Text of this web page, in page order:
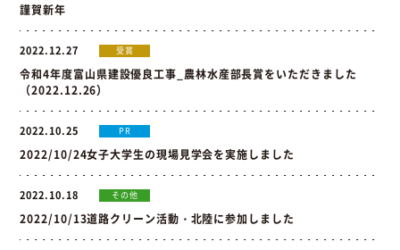
謹賀新年
2022.12.27 受賞
令和4年度富山県建設優良工事_農林水産部長賞をいただきました
（2022.12.26）
2022.10.25 PR
2022/10/24女子大学生の現場見学会を実施しました
2022.10.18 その他
2022/10/13道路クリーン活動・北陸に参加しました